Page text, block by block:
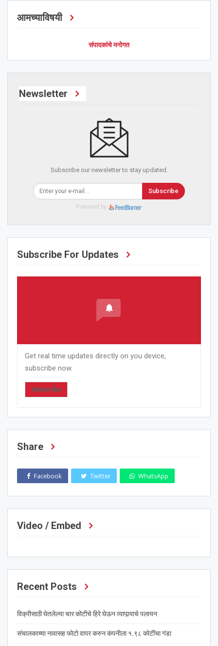
आमच्याविषयी
संपादकांचे मनोगत
Newsletter
Subscribe our newsletter to stay updated.
Subscribe
Powered by
Subscribe For Updates
Get real time updates directly on you device,
subscribe now.
Subscribe
Share
Facebook Twitter WhatsApp
Video / Embed
Recent Posts
विक्रीसाठी घेतलेल्या चार कोटीचे हिरे घेऊन व्यापार्‍याचे पलायन
संचालकाच्या नावासह फोटो वापर करुन कंपनीला १.९८ कोटींचा गंडा